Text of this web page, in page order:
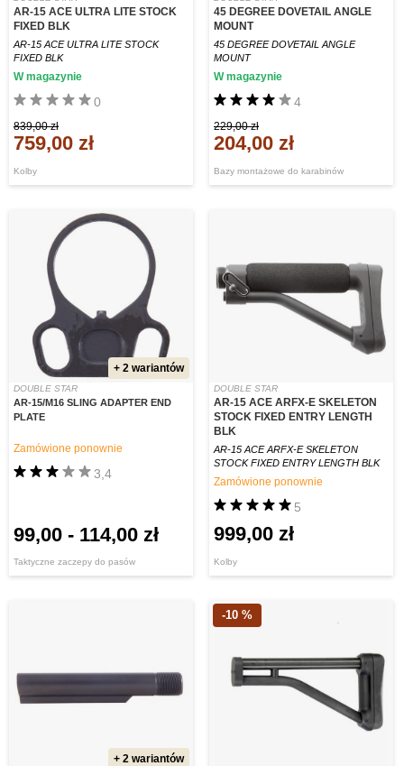
AR-15 ACE ULTRA LITE STOCK
FIXED BLK
AR-15 ACE ULTRA LITE STOCK
FIXED BLK
Kolby
0
W magazynie
839,00 zł
759,00 zł
45 DEGREE DOVETAIL ANGLE
MOUNT
45 DEGREE DOVETAIL ANGLE
MOUNT
Bazy montażowe do karabinów
4
W magazynie
229,00 zł
204,00 zł
+ 2 wariantów
DOUBLE STAR
AR-15/M16 SLING ADAPTER END
PLATE
Taktyczne zaczepy do pasów
3,4
Zamówione ponownie
99,00 - 114,00 zł
DOUBLE STAR
AR-15 ACE ARFX-E SKELETON
STOCK FIXED ENTRY LENGTH
BLK
AR-15 ACE ARFX-E SKELETON
STOCK FIXED ENTRY LENGTH BLK
Kolby
5
Zamówione ponownie
999,00 zł
+ 2 wariantów
-10 %